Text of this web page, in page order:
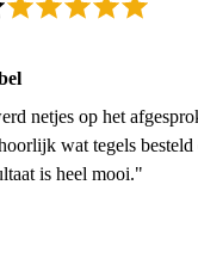
netjes op het
wat tegels
is heel mooi."